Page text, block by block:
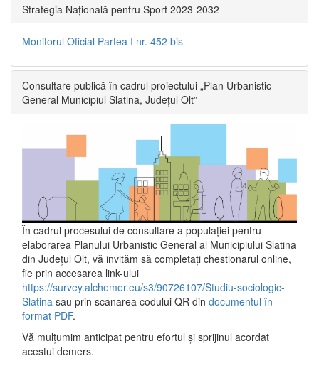
Strategia Națională pentru Sport 2023-2032
Monitorul Oficial Partea I nr. 452 bis
Consultare publică în cadrul proiectului „Plan Urbanistic
General Municipiul Slatina, Județul Olt”
În cadrul procesului de consultare a populaţiei pentru
elaborarea Planului Urbanistic General al Municipiului Slatina
din Județul Olt, vă invităm să completați chestionarul online,
fie prin accesarea link-ului
https://survey.alchemer.eu/s3/90726107/Studiu-sociologic-
Slatina sau prin scanarea codului QR din documentul în
format PDF.
Vă mulţumim anticipat pentru efortul şi sprijinul acordat
acestui demers.